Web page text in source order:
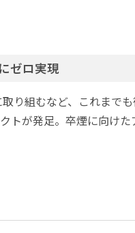
ゼロ実現
り組むなど、これまで
トが発足。卒煙に向け